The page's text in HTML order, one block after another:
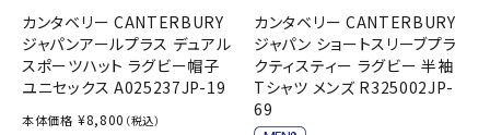
カンタベリー CANTERBURY
ジャパンアールプラス デュアル
スポーツハット ラグビー帽子
ユニセックス A025237JP-19
本体価格 ¥8,800 （税込）
カンタベリー CANTERBURY
ジャパン ショートスリーブプラ
クティスティー ラグビー 半袖
Tシャツ メンズ R325002JP-
69